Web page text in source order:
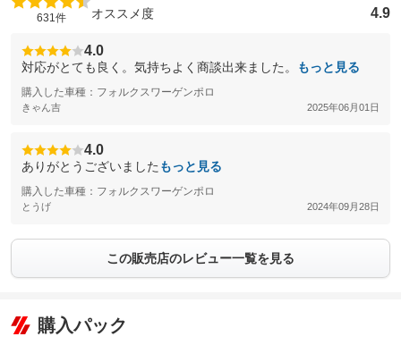
631件 オススメ度 4.9
4.0
対応がとても良く。気持ちよく商談出来ました。 もっと見る
購入した車種：フォルクスワーゲンポロ
きゃん吉 2025年06月01日
4.0
ありがとうございました もっと見る
購入した車種：フォルクスワーゲンポロ
とうげ 2024年09月28日
この販売店のレビュー一覧を見る
購入パック